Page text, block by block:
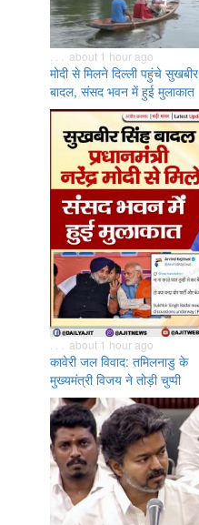
. . . about 1 hour ago
मोदी से मिलने दिल्ली पहुंचे सुखबीर
बादल, संसद भवन में हुई मुलाकात
. . . about 1 hour ago
कावेरी जल विवाद: तमिलनाडु के
मुख्यमंत्री विजय ने तोड़ी चुप्पी